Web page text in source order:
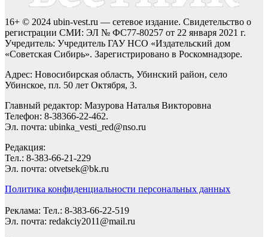
16+ © 2024 ubin-vest.ru — сетевое издание. Свидетельство о
регистрации СМИ: ЭЛ № ФС77-80257 от 22 января 2021 г.
Учредитель: Учредитель ГАУ НСО «Издательский дом
«Советская Сибирь». Зарегистрировано в Роскомнадзоре.
Адрес: Новосибирская область, Убинский район, село
Убинское, пл. 50 лет Октября, 3.
Главный редактор: Мазурова Наталья Викторовна
Телефон: 8-38366-22-462.
Эл. почта: ubinka_vesti_red@nso.ru
Редакция:
Тел.: 8-383-66-21-229
Эл. почта: otvetsek@bk.ru
Политика конфиденциальности персональных данных
Реклама: Тел.: 8-383-66-22-519
Эл. почта: redakciy2011@mail.ru